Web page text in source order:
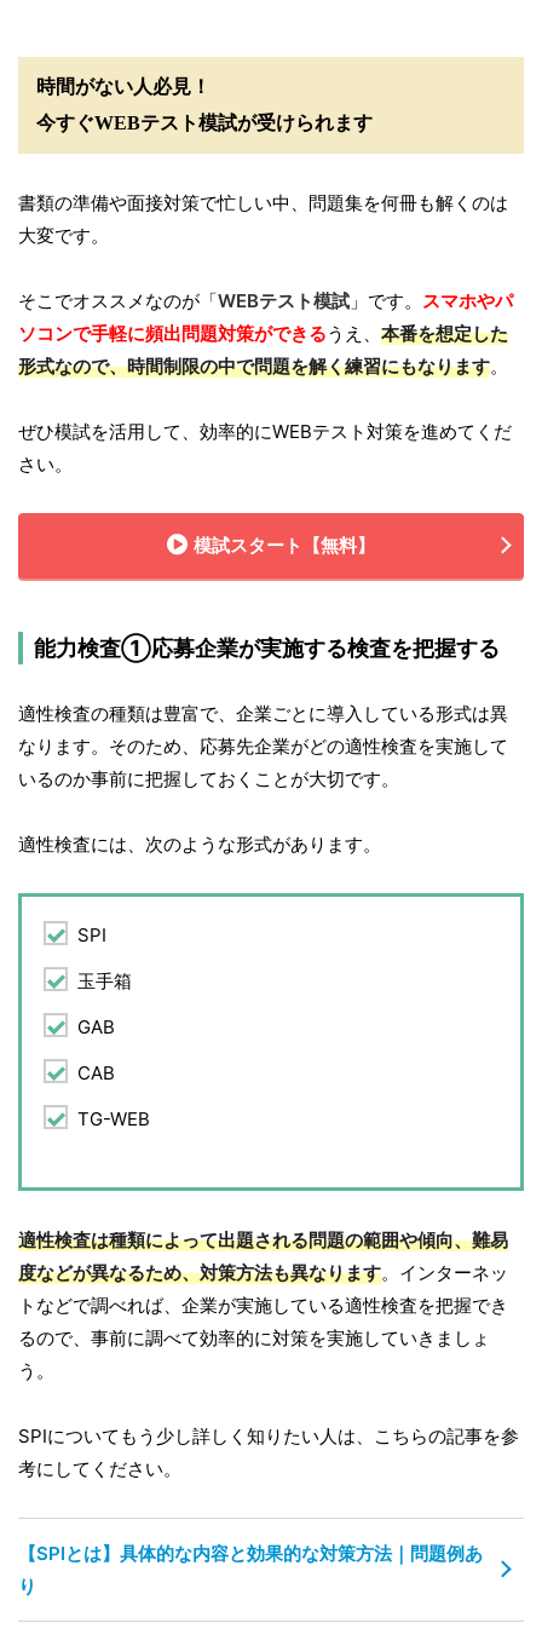
時間がない人必見！
今すぐWEBテスト模試が受けられます
書類の準備や面接対策で忙しい中、問題集を何冊も解くのは
大変です。
そこでオススメなのが「WEBテスト模試 」です。
スマホやパ
ソコンで手軽に頻出問題対策ができるうえ、 本番を想定した
形式なので、時間制限の中で問題を解く練習にもなります。
ぜひ模試を活用して、効率的にWEBテスト対策を進めてくだ
さい。
模試スタート【無料】
能力検査①応募企業が実施する検査を把握する
適性検査の種類は豊富で、企業ごとに導入している形式は異
なります。そのため、応募先企業がどの適性検査を実施して
いるのか事前に把握しておくことが大切です。
適性検査には、次のような形式があります。
SPI
玉手箱
GAB
CAB
TG-WEB
適性検査は種類によって出題される問題の範囲や傾向、難易
度などが異なるため、対策方法も異なります。インターネッ
トなどで調べれば、企業が実施している適性検査を把握でき
るので、事前に調べて効率的に対策を実施していきましょ
う。
SPIについてもう少し詳しく知りたい人は、こちらの記事を参
考にしてください。
【SPIとは】具体的な内容と効果的な対策方法｜問題例あ
り